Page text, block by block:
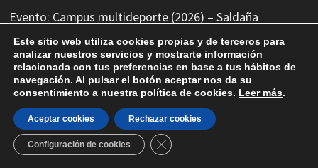
Evento: Campus multideporte (2026) – Saldaña
(Palencia)
Evento: ‘Errantes’ (2026) – Villacarrillo (Jaén)
Evento: Zorichella (2026) – Zorita (Cáceres)
LO + HOY
Este sitio web utiliza cookies propias y de terceros para
analizar nuestros servicios y mostrarte información
relacionada con tus preferencias en base a tus hábitos de
navegación. Al pulsar el botón aceptar nos da su
consentimiento a nuestra política de cookies. Leer más.
Aceptar cookies Rechazar cookies
Configuración de cookies CERRAR EL BANNER DE